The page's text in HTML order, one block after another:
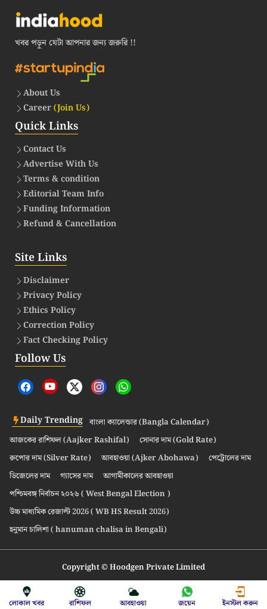
খবর পড়ুন যেটা আপনার জন্য জরুরি !!
About Us
Career(Join Us)
Quick Links
Contact Us
Advertise With Us
Terms & condition
Editorial Team Info
Funding Information
Refund & Cancellation
Site Links
Disclaimer
Privacy Policy
Ethics Policy
Correction Policy
Fact Checking Policy
Follow Us
Daily Trending বাংলা ক্যালেন্ডার (Bangla Calendar)
আজকের রাশিফল (Aajker Rashifal)
সোনার দাম (Gold Rate)
রুপোর দাম (Silver Rate)
আবহাওয়া (Ajker Abohawa)
পেট্রোলের দাম
ডিজেলের দাম
গ্যাসের দাম
আগামীকালের আবহাওয়া
পশ্চিমবঙ্গ নির্বাচন ২০২৬ ( West Bengal Election )
উচ্চ মাধ্যমিক রেজাল্ট 2026 ( WB HS Result 2026)
হনুমান চালিশা ( hanuman chalisa in Bengali)
Copyright © Hoodgen Private Limited
লোকাল খবর রাশিফল আবহাওয়া জয়েন ইনস্টল করুন